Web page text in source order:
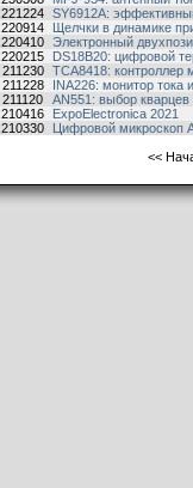
221224 SY6912A:
220914
Щелчки в динамике
220410 Электронный
220215
DS18B20: цифровой
211230
TCA8418: контроллер
211228
INA226: монитор тока
211120
AN551: выбор кварцев
210416
ExpoElectronica 2021
210330
Цифровой микроскоп
<<